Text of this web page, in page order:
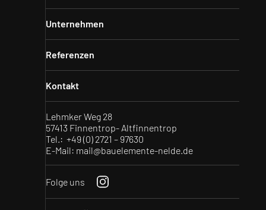
Lehmker Weg 28
57413 Finnentrop- Altfinnentrop
Tel.: +49 (0) 2721 – 97630
E-Mail: mail@bauelemente-nelde.de
Folge uns
Unternehmen
Referenzen
Kontakt